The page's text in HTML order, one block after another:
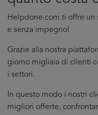
Helpdone.com ti offre
e senza impegno!
Grazie alla nostra
giorno migliaia di clienti
i settori.
In questo modo i nostri
migliori offerte,